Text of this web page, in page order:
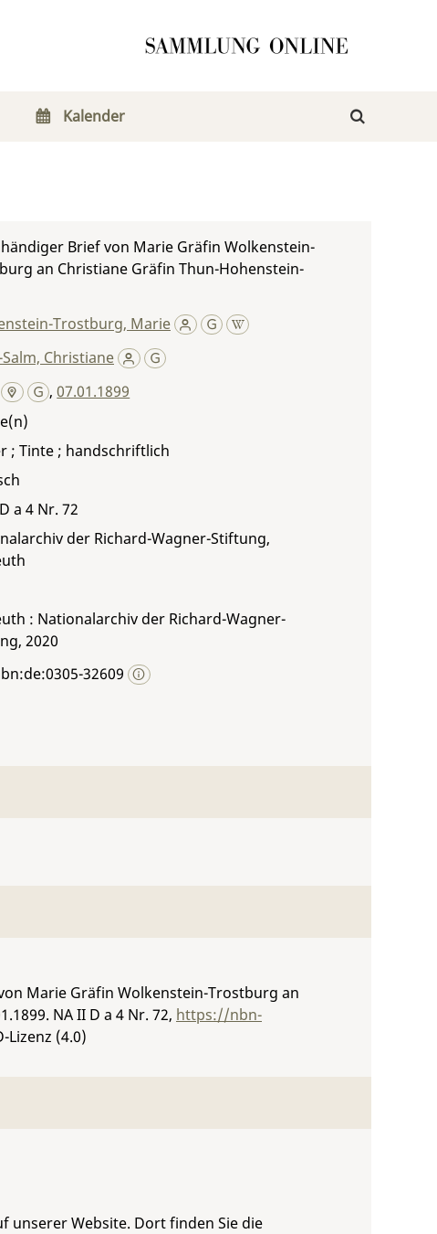
Kalender
Brief von Marie Gräfin Wolkenstein-
an Christiane Gräfin Thun-Hohenstein-
Trostburg, Marie
Christiane
,07.01.1899
; Tinte ; handschriftlich
a 4 Nr. 72
der Richard-Wagner-Stiftung,
: Nationalarchiv der Richard-Wagner-
2020
32609
Marie Gräfin Wolkenstein-Trostburg an
NA II D a 4 Nr. 72, https://nbn-
Lizenz (4.0)
unserer Website. Dort finden Sie die